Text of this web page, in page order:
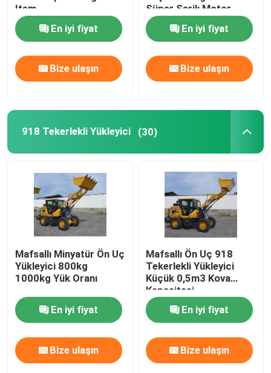
Item
En iyi fiyat
Bize ulaşın
Süper Şarjlı Motor
Markası
En iyi fiyat
Bize ulaşın
918 Tekerlekli Yükleyici (30)
Mafsallı Minyatür Ön Uç
Yükleyici 800kg
1000kg Yük Oranı
En iyi fiyat
Bize ulaşın
Mafsallı Ön Uç 918
Tekerlekli Yükleyici
Küçük 0,5m3 Kova
Kapasitesi
En iyi fiyat
Bize ulaşın